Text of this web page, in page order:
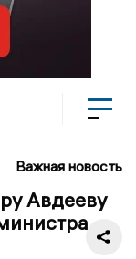
Важная новость
Авдееву